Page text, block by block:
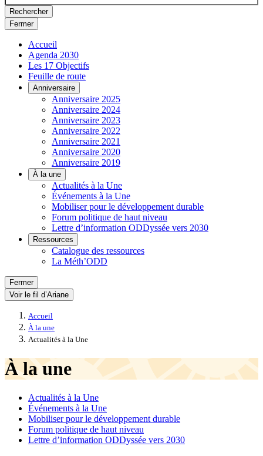
Rechercher
Fermer
Accueil
Agenda 2030
Les 17 Objectifs
Feuille de route
Anniversaire
Anniversaire 2025
Anniversaire 2024
Anniversaire 2023
Anniversaire 2022
Anniversaire 2021
Anniversaire 2020
Anniversaire 2019
À la une
Actualités à la Une
Événements à la Une
Mobiliser pour le développement durable
Forum politique de haut niveau
Lettre d’information ODDyssée vers 2030
Ressources
Catalogue des ressources
La Méth’ODD
Fermer
Voir le fil d’Ariane
Accueil
À la une
Actualités à la Une
À la une
Actualités à la Une
Événements à la Une
Mobiliser pour le développement durable
Forum politique de haut niveau
Lettre d’information ODDyssée vers 2030